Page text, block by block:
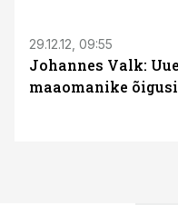
29.12.12, 09:55
Johannes Valk:
maaomanike õigusi